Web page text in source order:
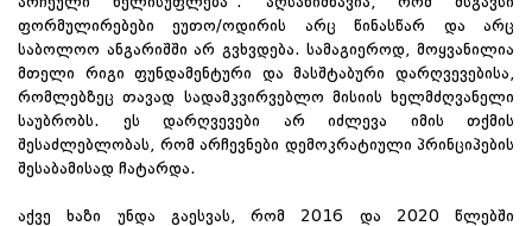
ფორმულირებები ეუთო/ოდირის არც წინასწარ და არც
საბოლოო ანგარიშში არ გვხვდება. სამაგიეროდ, მოყვანილია
მთელი რიგი ფუნდამენტური და მასშტაბური დარღვევებისა,
რომლებზეც თავად სადამკვირვებლო მისიის ხელმძღვანელი
საუბრობს. ეს დარღვევები არ იძლევა იმის თქმის
შესაძლებლობას, რომ არჩევნები დემოკრატიული პრინციპების
შესაბამისად ჩატარდა.
აქვე ხაზი უნდა გაესვას, რომ 2016 და 2020 წლებში